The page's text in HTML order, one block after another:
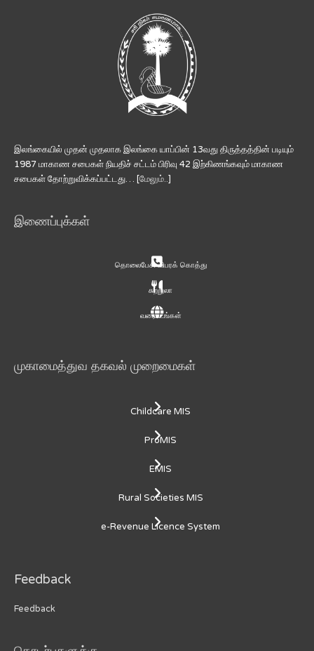
இலங்கையில் முதன் முதலாக இலங்கை யாப்பின் 13வது திருத்தத்தின் படியும்
1987 மாகாண சபைகள் நியதிச் சட்டம் பிரிவு 42 இற்கிணங்கவும் மாகாண
சபைகள் தோற்றுவிக்கப்பட்டது… [மேலும்..]
இணைப்புக்கள்
தொலைபேசி விபரக் கொத்து
சுற்றுலா
வரைபடங்கள்
முகாமைத்துவ தகவல் முறைமைகள்
Childcare MIS
ProMIS
EMIS
Rural Societies MIS
e-Revenue Licence System
Feedback
Feedback